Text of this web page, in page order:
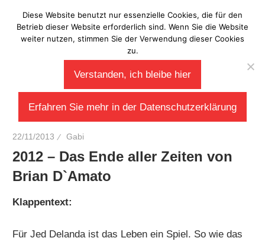
Inhalt
springen
Laberladen
22/11/2013 Gabi
2012 – Das Ende aller Zeiten von
Brian D`Amato
Klappentext:
Für Jed Delanda ist das Leben ein Spiel. So wie das
Diese Website benutzt nur essenzielle Cookies, die für den
Betrieb dieser Website erforderlich sind. Wenn Sie die Website
weiter nutzen, stimmen Sie der Verwendung dieser Cookies
zu.
Verstanden, ich bleibe hier
Erfahren Sie mehr in der Datenschutzerklärung